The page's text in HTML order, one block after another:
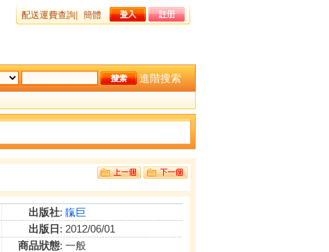
配送運費查詢 簡體
進階搜索
出版社: 靝巨
出版日 : 2012/06/01
商品狀態: 一般